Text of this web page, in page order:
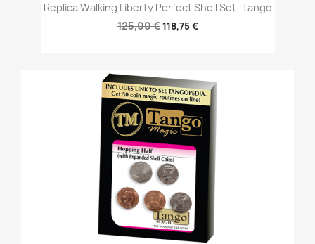
Replica Walking Liberty Perfect Shell Set -Tango
125,00 €118,75 €